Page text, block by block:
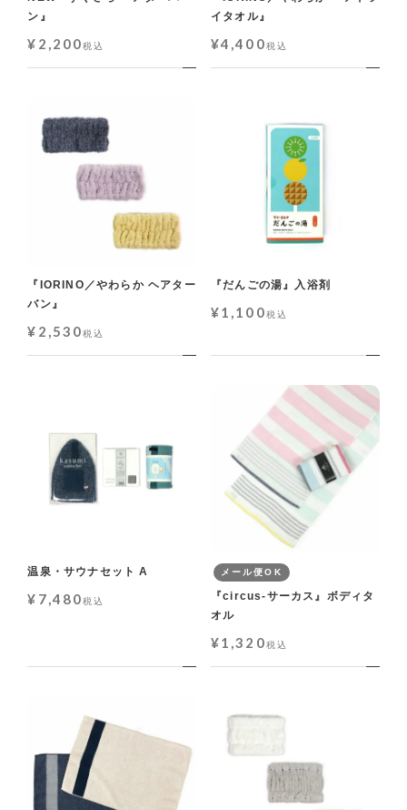
ン』
¥ 2,200税込
イタオル』
¥4,400税込
『IORINO／やわらか ヘアター
バン』
¥ 2,530税込
『だんごの湯』入浴剤
¥1,100税込
温泉・サウナセット A
¥ 7,480税込
メール便OK
『circus-サーカス』ボディタ
オル
¥1,320税込